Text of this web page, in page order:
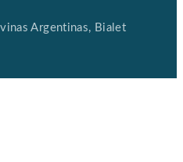
Argentinas, Bialet